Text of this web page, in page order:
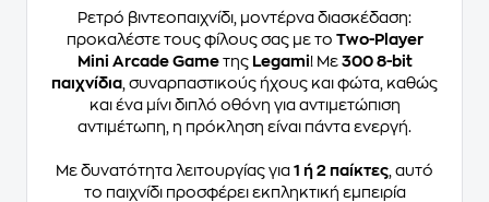
Ρετρό βιντεοπαιχνίδι, μοντέρνα διασκέδαση:
προκαλέστε τους φίλους σας με το Two-Player
Mini Arcade Gameτης Legami! Με 300 8-bit
παιχνίδια , συναρπαστικούς ήχους και φώτα, καθώς
και ένα μίνι διπλό οθόνη για αντιμετώπιση
αντιμέτωπη, η πρόκληση είναι πάντα ενεργή.
Με δυνατότητα λειτουργίας για 1 ή 2 παίκτες , αυτό
το παιχνίδι προσφέρει εκπληκτική εμπειρία